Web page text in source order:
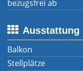
bezugsfrei ab
Ausstattung
Balkon
Stellplätze